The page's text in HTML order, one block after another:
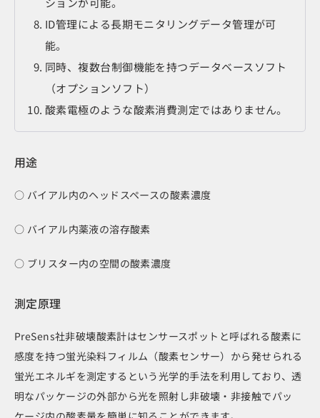
ID管理による長期モニタリングデータ管理が可
能。
同時、複数台制御機能を持つデータベースソフト
（オプションソフト）
酸素電極のような酸素消費測定ではありません。
用途
○ バイアル内のヘッドスペースの酸素濃度
○ バイアル内薬液の溶存酸素
○ ブリスター内の空間の酸素濃度
測定原理
PreSens社非破壊酸素計はセンサースポットと呼ばれる酸素に
感度を持つ蛍光染料フィルム（酸素センサー）から発せられる
蛍光エネルギを測定するという光学的手法を利用しており、透
明なパッケージの外部から光を照射し非破壊・非接触でパッ